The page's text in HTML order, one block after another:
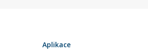
Aplikace